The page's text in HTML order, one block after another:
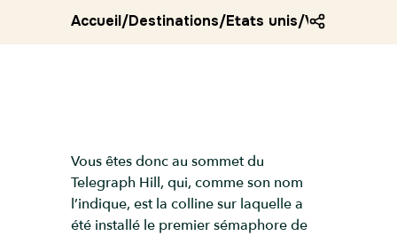
Accueil/Destinations/Etats unis/Vue depuis
Vous êtes donc au sommet du
Telegraph Hill, qui, comme son nom
l’indique, est la colline sur laquelle a
été installé le premier sémaphore de